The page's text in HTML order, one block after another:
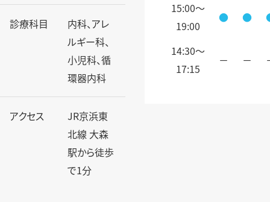
診療科目
内科、アレ
ルギー科、
小児科、循
環器内科
アクセス
JR京浜東
北線 大森
駅から徒歩
で1分
15:00～
19:00
● ●
14:30〜
17:15
－ －